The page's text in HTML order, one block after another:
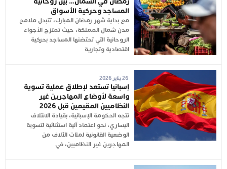
المساجد وحركية الأسواق
مع بداية شهر رمضان المبارك، تتبدل ملامح
مدن شمال المملكة، حيث تمتزج الأجواء
الروحانية التي تحتضنها المساجد بحركية
اقتصادية وتجارية
26 يناير 2026
إسبانيا تستعد لإطلاق عملية تسوية
واسعة لأوضاع المهاجرين غير
النظاميين المقيمين قبل 2026
تتجه الحكومة الإسبانية، بقيادة الائتلاف
اليساري، نحو اعتماد آلية استثنائية لتسوية
الوضعية القانونية لمئات الآلاف من
المهاجرين غير النظاميين، في